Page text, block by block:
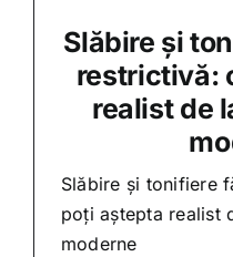
Slăbire și
restrictivă:
realist de
Slăbire și tonifiere
poți aștepta realist
moderne